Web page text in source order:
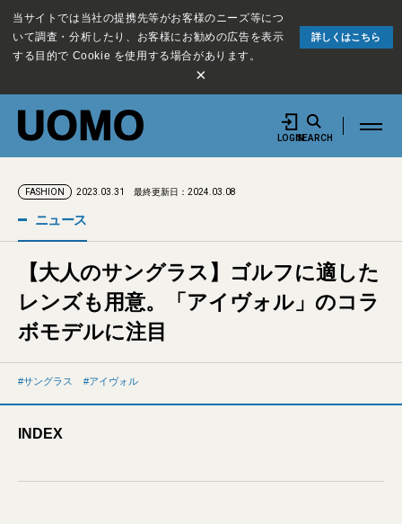
当サイトでは当社の提携先等がお客様のニーズ等につ
いて調査・分析したり、お客様にお勧めの広告を表示
する目的で Cookie を使用する場合があります。
詳しくはこちら
×
LOGINSEARCH
FASHION 2023.03.31 最終更新日：2024.03.08
ニュース
【大人のサングラス】ゴルフに適した
レンズも用意。「アイヴォル」のコラ
ボモデルに注目
サングラス アイヴォル
INDEX